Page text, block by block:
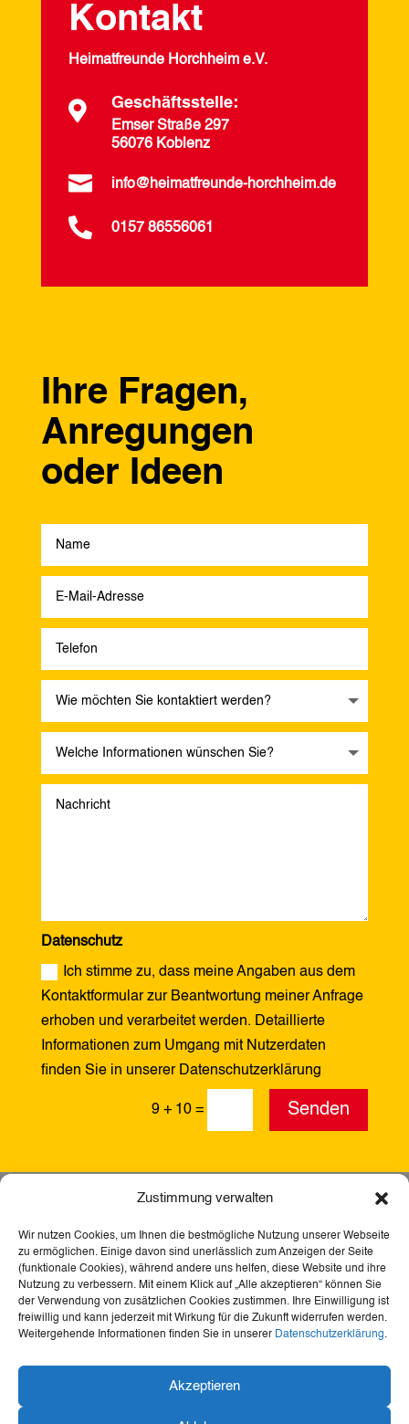
Zustimmung verwalten
Wir nutzen Cookies, um Ihnen die bestmögliche Nutzung unserer Webseite
zu ermöglichen. Einige davon sind unerlässlich zum Anzeigen der Seite
(funktionale Cookies), während andere uns helfen, diese Website und ihre
Nutzung zu verbessern. Mit einem Klick auf „Alle akzeptieren“ können Sie
der Verwendung von zusätzlichen Cookies zustimmen. Ihre Einwilligung ist
freiwillig und kann jederzeit mit Wirkung für die Zukunft widerrufen werden.
Weitergehende Informationen finden Sie in unserer Datenschutzerklärung.
Akzeptieren
Kontakt
Heimatfreunde Horchheim e.V.
 Geschäftsstelle:
Emser Straße 297
56076 Koblenz
 info@heimatfreunde-horchheim.de
 0157 86556061
Ihre Fragen,
Anregungen
oder Ideen
Datenschutz
Ich stimme zu, dass meine Angaben aus dem
Kontaktformular zur Beantwortung meiner Anfrage
erhoben und verarbeitet werden. Detaillierte
Informationen zum Umgang mit Nutzerdaten
finden Sie in unserer Datenschutzerklärung
9 + 10 = Senden
Dank der Förderung durch Aktion Mensch ist diese